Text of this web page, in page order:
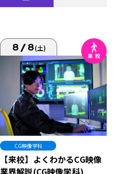
8/8(土)
CG映像学科
【来校】よくわかるCG映像
業界解説(CG映像学科)